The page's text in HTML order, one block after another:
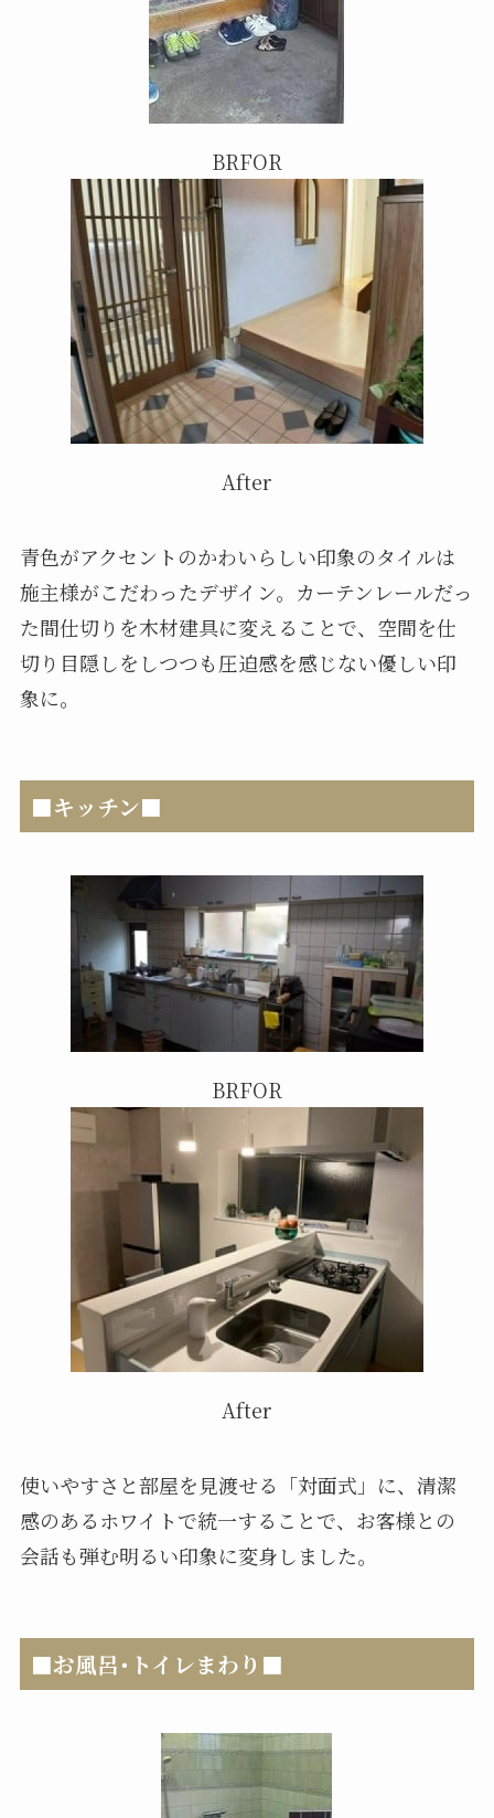
BRFOR
After
青色がアクセントのかわいらしい印象のタイルは
施主様がこだわったデザイン。カーテンレールだっ
た間仕切りを木材建具に変えることで、空間を仕
切り目隠しをしつつも圧迫感を感じない優しい印
象に。
■キッチン■
BRFOR
After
使いやすさと部屋を見渡せる「対面式」に、清潔
感のあるホワイトで統一することで、お客様との
会話も弾む明るい印象に変身しました。
■お風呂･トイレまわり■